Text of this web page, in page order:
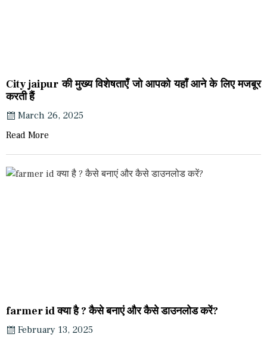
City jaipur की मुख्य विशेषताएँ जो आपको यहाँ आने के लिए मजबूर
करती हैं
March 26, 2025
Read More
farmer id क्या है ? कैसे बनाएं और कैसे डाउनलोड करें?
February 13, 2025